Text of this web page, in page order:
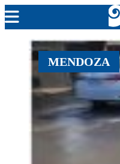
MENDOZA
CADA DÍA
ARGENTINA
NOTICIERO 9
PROTAGONISTAS
MENDOZA